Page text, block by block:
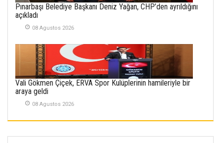
SABAHATTİN
puana Ulaştı
01 Mayis 2026
Pınarbaşı Belediye Başkanı Deniz Yağan, CHP’den ayrıldığını
açıkladı
08 Agustos 2026
Vali Gökmen Çiçek, ERVA Spor Kulüplerinin hamileriyle bir
araya geldi
08 Agustos 2026